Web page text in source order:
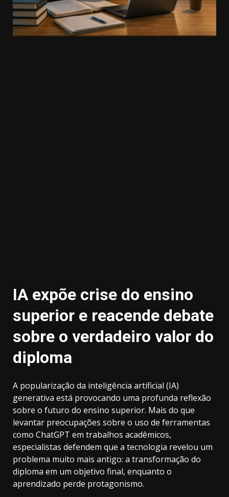
IA expõe crise do ensino
superior e reacende debate
sobre o verdadeiro valor do
diploma
A popularização da inteligência artificial (IA)
generativa está provocando uma profunda reflexão
sobre o futuro do ensino superior. Mais do que
levantar preocupações sobre o uso de ferramentas
como ChatGPT em trabalhos acadêmicos,
especialistas defendem que a tecnologia revelou um
problema muito mais antigo: a transformação do
diploma em um objetivo final, enquanto o
aprendizado perde protagonismo.